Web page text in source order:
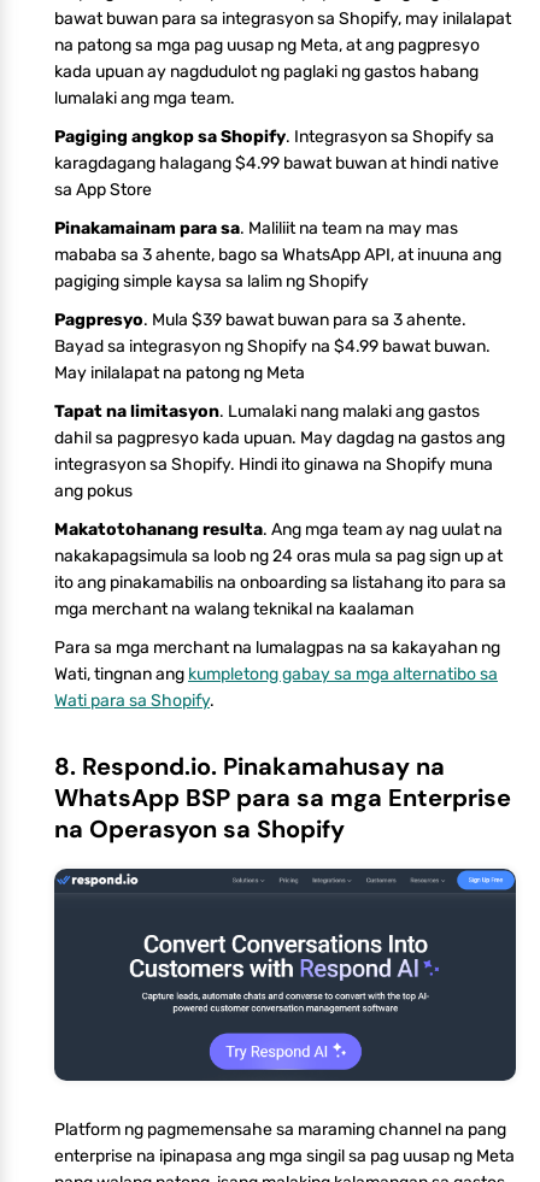
bawat buwan para sa integrasyon sa Shopify, may inilalapat
na patong sa mga pag uusap ng Meta, at ang pagpresyo
kada upuan ay nagdudulot ng paglaki ng gastos habang
lumalaki ang mga team.
Pagiging angkop sa Shopify. Integrasyon sa Shopify sa
karagdagang halagang $4.99 bawat buwan at hindi native
sa App Store
Pinakamainam para sa. Maliliit na team na may mas
mababa sa 3 ahente, bago sa WhatsApp API, at inuuna ang
pagiging simple kaysa sa lalim ng Shopify
Pagpresyo. Mula $39 bawat buwan para sa 3 ahente.
Bayad sa integrasyon ng Shopify na $4.99 bawat buwan.
May inilalapat na patong ng Meta
Tapat na limitasyon. Lumalaki nang malaki ang gastos
dahil sa pagpresyo kada upuan. May dagdag na gastos ang
integrasyon sa Shopify. Hindi ito ginawa na Shopify muna
ang pokus
Makatotohanang resulta. Ang mga team ay nag uulat na
nakakapagsimula sa loob ng 24 oras mula sa pag sign up at
ito ang pinakamabilis na onboarding sa listahang ito para sa
mga merchant na walang teknikal na kaalaman
Para sa mga merchant na lumalagpas na sa kakayahan ng
Wati, tingnan ang kumpletong gabay sa mga alternatibo sa
Wati para sa Shopify.
8. Respond.io. Pinakamahusay na
WhatsApp BSP para sa mga Enterprise
na Operasyon sa Shopify
Platform ng pagmemensahe sa maraming channel na pang
enterprise na ipinapasa ang mga singil sa pag uusap ng Meta